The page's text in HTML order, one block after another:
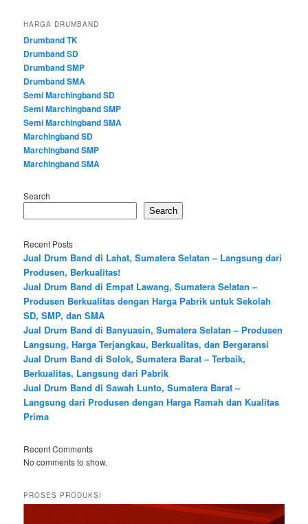
HARGA DRUMBAND
Drumband TK
Drumband SD
Drumband SMP
Drumband SMA
Semi Marchingband SD
Semi Marchingband SMP
Semi Marchingband SMA
Marchingband SD
Marchingband SMP
Marchingband SMA
Search
Search
Recent Posts
Jual Drum Band di Lahat, Sumatera Selatan – Langsung dari
Produsen, Berkualitas!
Jual Drum Band di Empat Lawang, Sumatera Selatan –
Produsen Berkualitas dengan Harga Pabrik untuk Sekolah
SD, SMP, dan SMA
Jual Drum Band di Banyuasin, Sumatera Selatan – Produsen
Langsung, Harga Terjangkau, Berkualitas, dan Bergaransi
Jual Drum Band di Solok, Sumatera Barat – Terbaik,
Berkualitas, Langsung dari Pabrik
Jual Drum Band di Sawah Lunto, Sumatera Barat –
Langsung dari Produsen dengan Harga Ramah dan Kualitas
Prima
Recent Comments
No comments to show.
PROSES PRODUKSI